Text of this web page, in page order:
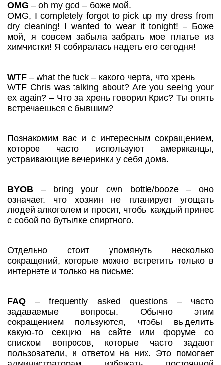
OMG – oh my god – боже мой.
OMG, I completely forgot to pick up my dress from
dry cleaning! I wanted to wear it tonight! – Боже
мой, я совсем забыла забрать мое платье из
химчистки! Я собиралась надеть его сегодня!
WTF – what the fuck – какого черта, что хрень
WTF Chris was talking about? Are you seeing your
ex again? – Что за хрень говорил Крис? Ты опять
встречаешься с бывшим?
Познакомим вас и с интересным сокращением,
которое часто используют американцы,
устраивающие вечеринки у себя дома.
BYOB – bring your own bottle/booze – оно
означает, что хозяин не планирует угощать
людей алкоголем и просит, чтобы каждый принес
с собой по бутылке спиртного.
Отдельно стоит упомянуть несколько
сокращений, которые можно встретить только в
интернете и только на письме:
FAQ – frequently asked questions – часто
задаваемые вопросы. Обычно этим
сокращением пользуются, чтобы выделить
какую-то секцию на сайте или форуме со
списком вопросов, которые часто задают
пользователи, и ответом на них. Это помогает